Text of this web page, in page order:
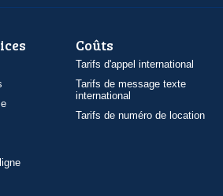
Coûts
Tarifs d'appel international
Tarifs de message texte
international
Tarifs de numéro de location